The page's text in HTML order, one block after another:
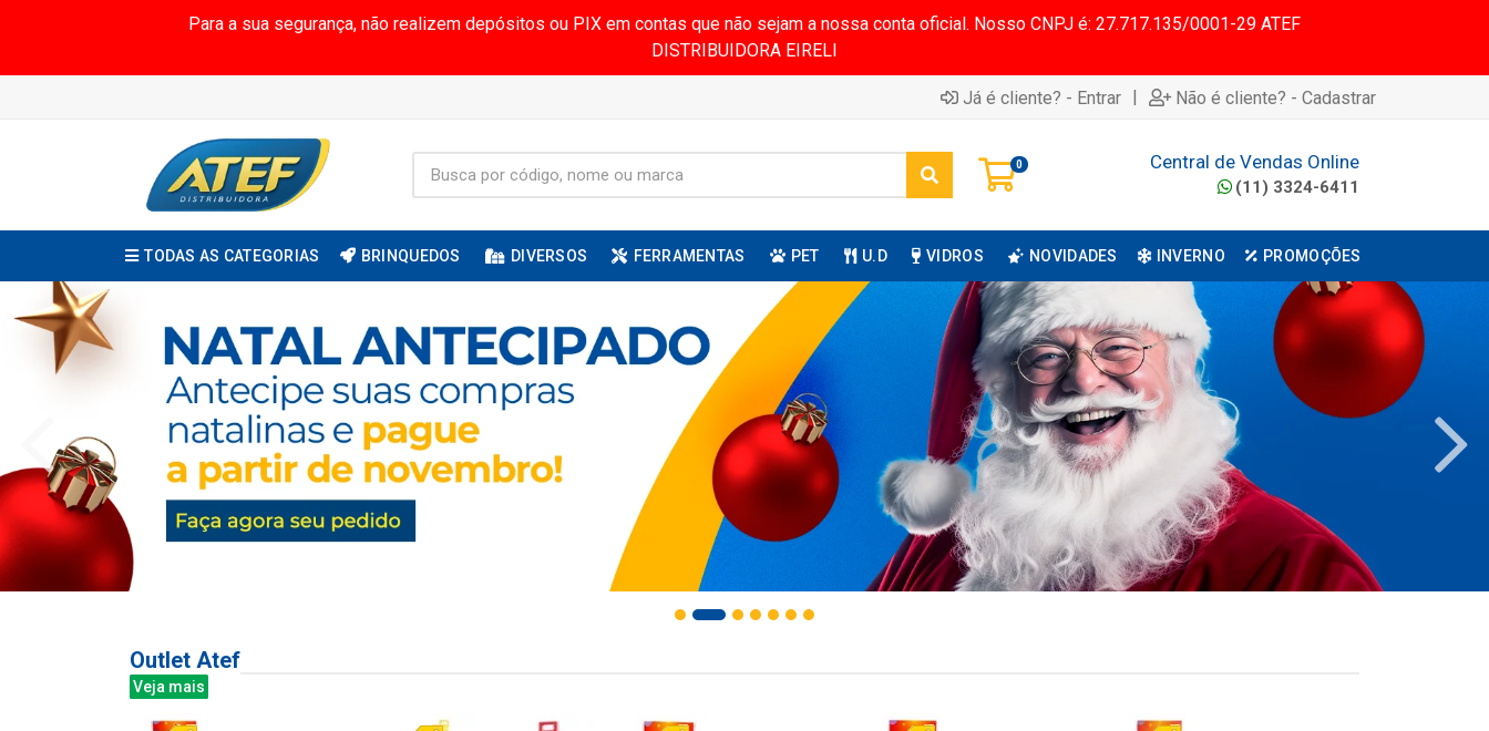
Para a sua segurança, não realizem depósitos ou PIX em contas que não sejam a nossa conta oficial. Nosso CNPJ é: 27.717.135/0001-29 ATEF
DISTRIBUIDORA EIRELI
Já é cliente? - Entrar | Não é cliente? - Cadastrar
0 Central de Vendas Online
(11) 3324-6411
TODAS AS CATEGORIAS BRINQUEDOS DIVERSOS FERRAMENTAS PET U.D VIDROS NOVIDADES INVERNO PROMOÇÕES
Outlet Atef
Veja mais